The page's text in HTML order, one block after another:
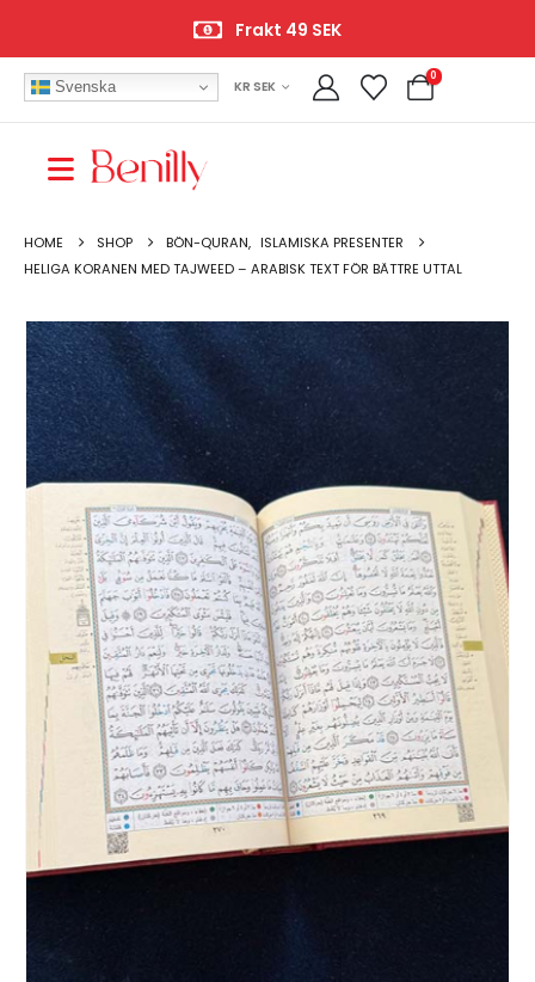
Frakt 49 SEK
Svenska KR SEK
0
HOME SHOP BÖN-QURAN, ISLAMISKA PRESENTER
HELIGA KORANEN MED TAJWEED – ARABISK TEXT FÖR BÄTTRE UTTAL